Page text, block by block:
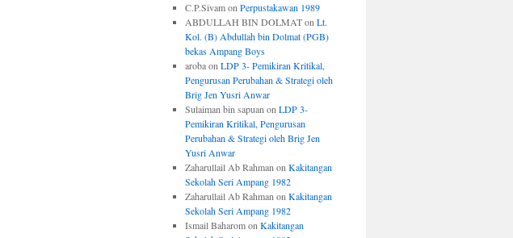
C.P.Sivamon Perpustakawan 1989
ABDULLAH BIN DOLMATon Lt.
Kol. (B) Abdullah bin Dolmat (PGB)
bekas Ampang Boys
arobaon LDP 3- Pemikiran Kritikal,
Pengurusan Perubahan & Strategi oleh
Brig Jen Yusri Anwar
Sulaiman bin sapuan on LDP 3-
Pemikiran Kritikal, Pengurusan
Perubahan & Strategi oleh Brig Jen
Yusri Anwar
Zaharullail Ab Rahman on Kakitangan
Sekolah Seri Ampang 1982
Zaharullail Ab Rahman on Kakitangan
Sekolah Seri Ampang 1982
Ismail Baharomon Kakitangan